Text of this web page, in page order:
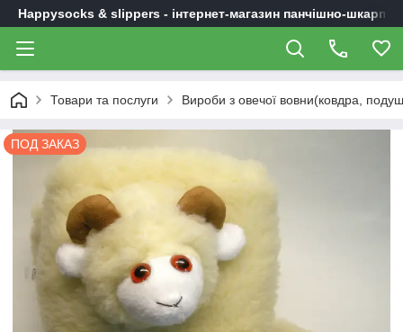
Happysocks & slippers - інтернет-магазин панчішно-
Товари та послуги Вироби з овечої вовни(ковдра,
ПОД ЗАКАЗ